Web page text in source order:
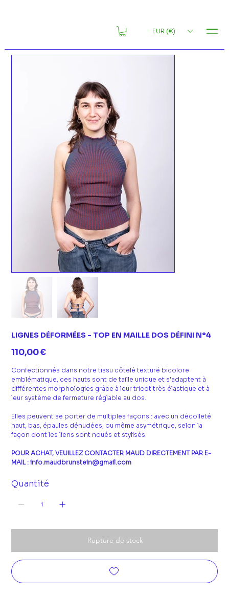
EUR (€) MENU
LIGNES DÉFORMÉES - TOP EN MAILLE DOS DÉFINI N°4
Prix
110,00 €
Confectionnés dans notre tissu côtelé texturé bicolore
emblématique, ces hauts sont de taille unique et s'adaptent à
différentes morphologies grâce à leur tricot très élastique et à
leur système de fermeture réglable au dos.
Elles peuvent se porter de multiples façons : avec un décolleté
haut, bas, épaules dénudées, ou même asymétrique, selon la
façon dont les liens sont noués et stylisés.
POUR ACHAT, VEUILLEZ CONTACTER MAUD DIRECTEMENT PAR E-
MAIL : info.maudbrunstein@gmail.com
Quantité
Rupture de stock